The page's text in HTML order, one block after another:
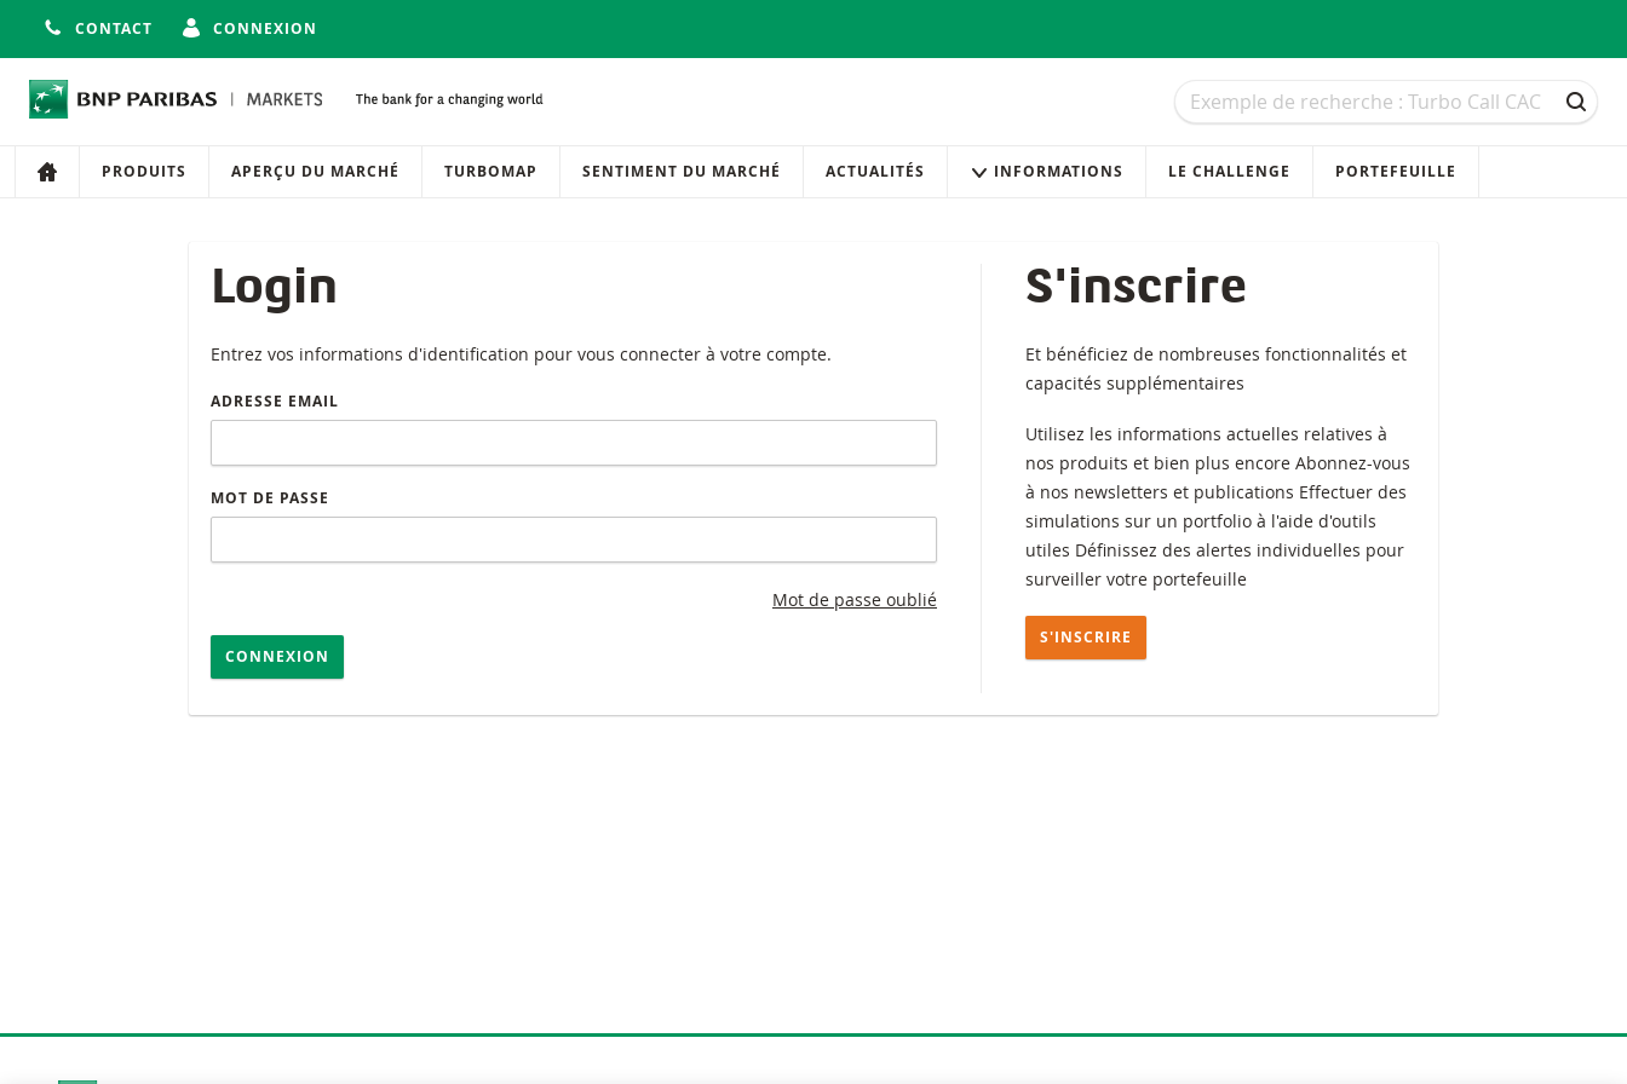
CONTACT CONNEXION
Recherche
Recherche
Navigation
Navigation sur le site
PRODUITS APERÇU DU MARCHÉ TURBOMAP SENTIMENT DU MARCHÉ ACTUALITÉS INFORMATIONS LE CHALLENGE PORTEFEUILLE
Login
Entrez vos informations d'identification pour vous connecter à votre compte.
ADRESSE EMAIL
MOT DE PASSE
Mot de passe oublié
CONNEXION
S'inscrire
Et bénéficiez de nombreuses fonctionnalités et
capacités supplémentaires
Utilisez les informations actuelles relatives à
nos produits et bien plus encore Abonnez-vous
à nos newsletters et publications Effectuer des
simulations sur un portfolio à l'aide d'outils
utiles Définissez des alertes individuelles pour
surveiller votre portefeuille
S'INSCRIRE